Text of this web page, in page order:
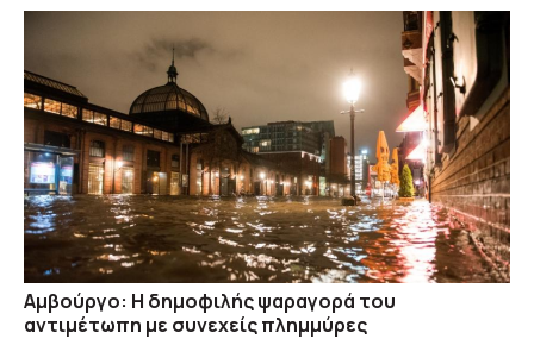
Αμβούργο: Η δημοφιλής ψαραγορά του
αντιμέτωπη με συνεχείς πλημμύρες